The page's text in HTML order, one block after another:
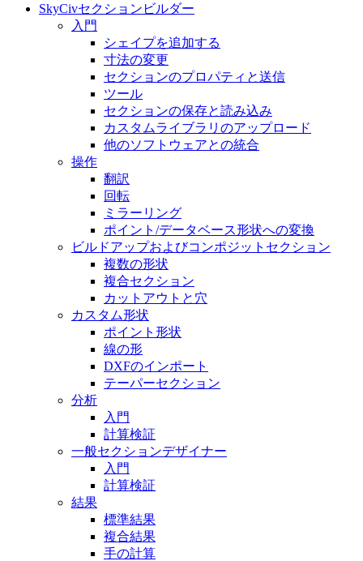
SkyCivセクションビルダー
入門
シェイプを追加する
寸法の変​​更
セクションのプロパティと送信
ツール
セクションの保存と読み込み
カスタムライブラリのアップロード
他のソフトウェアとの統合
操作
翻訳
回転
ミラーリング
ポイント/データベース形状への変換
ビルドアップおよびコンポジットセクション
複数の形状
複合セクション
カットアウトと穴
カスタム形状
ポイント形状
線の形
DXFのインポート
テーパーセクション
分析
入門
計算検証
一般セクションデザイナー
入門
計算検証
結果
標準結果
複合結果
手の計算